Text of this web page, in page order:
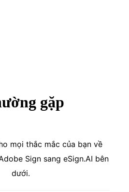
gặp
mọi thắc mắc của bạn về
Sign sang eSign.AI bên
dưới.